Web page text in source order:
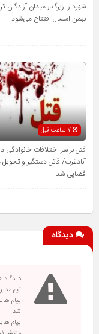
شهردار: زیرگذر میدان آزادگان
بهمن امسال افتتاح می‌شود
7 ساعت قبل
قتل بر سر اختلافات خانوادگی
آبادغرب/ قاتل دستگیر و
قضایی شد
دیدگاه
تیم
پیام
شد.
پیام